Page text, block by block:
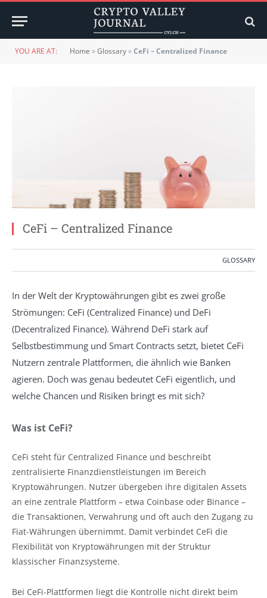
YOU ARE AT: Home »Glossary»CeFi – Centralized Finance
CeFi – Centralized Finance
GLOSSARY
In der Welt der Kryptowährungen gibt es zwei große
Strömungen: CeFi (Centralized Finance) und DeFi
(Decentralized Finance). Während DeFi stark auf
Selbstbestimmung und Smart Contracts setzt, bietet CeFi
Nutzern zentrale Plattformen, die ähnlich wie Banken
agieren. Doch was genau bedeutet CeFi eigentlich, und
welche Chancen und Risiken bringt es mit sich?
Was ist CeFi?
CeFi steht für Centralized Finance und beschreibt
zentralisierte Finanzdienstleistungen im Bereich
Kryptowährungen. Nutzer übergeben ihre digitalen Assets
an eine zentrale Plattform – etwa Coinbase oder Binance –
die Transaktionen, Verwahrung und oft auch den Zugang zu
Fiat-Währungen übernimmt. Damit verbindet CeFi die
Flexibilität von Kryptowährungen mit der Struktur
klassischer Finanzsysteme.
Bei CeFi-Plattformen liegt die Kontrolle nicht direkt beim